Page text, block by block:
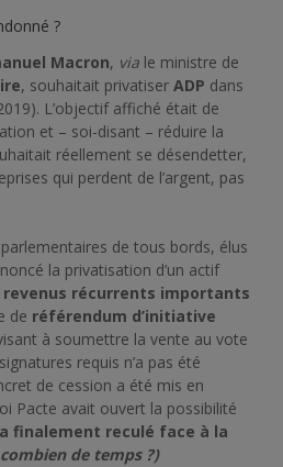
?
Macron, via le ministre de
, souhaitait privatiser ADP dans
L’objectif affiché était de
et – soi-disant – réduire la
réellement se désendetter,
qui perdent de l’argent, pas
de tous bords, élus
la privatisation d’un actif
revenus récurrents importants
de référendum d’initiative
à soumettre la vente au vote
requis n’a pas été
de cession a été mis en
Pacte avait ouvert la possibilité
finalement reculé face à la
de temps ?)